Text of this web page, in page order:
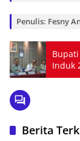
Penulis: Fesny
Bupati
Induk
Berita